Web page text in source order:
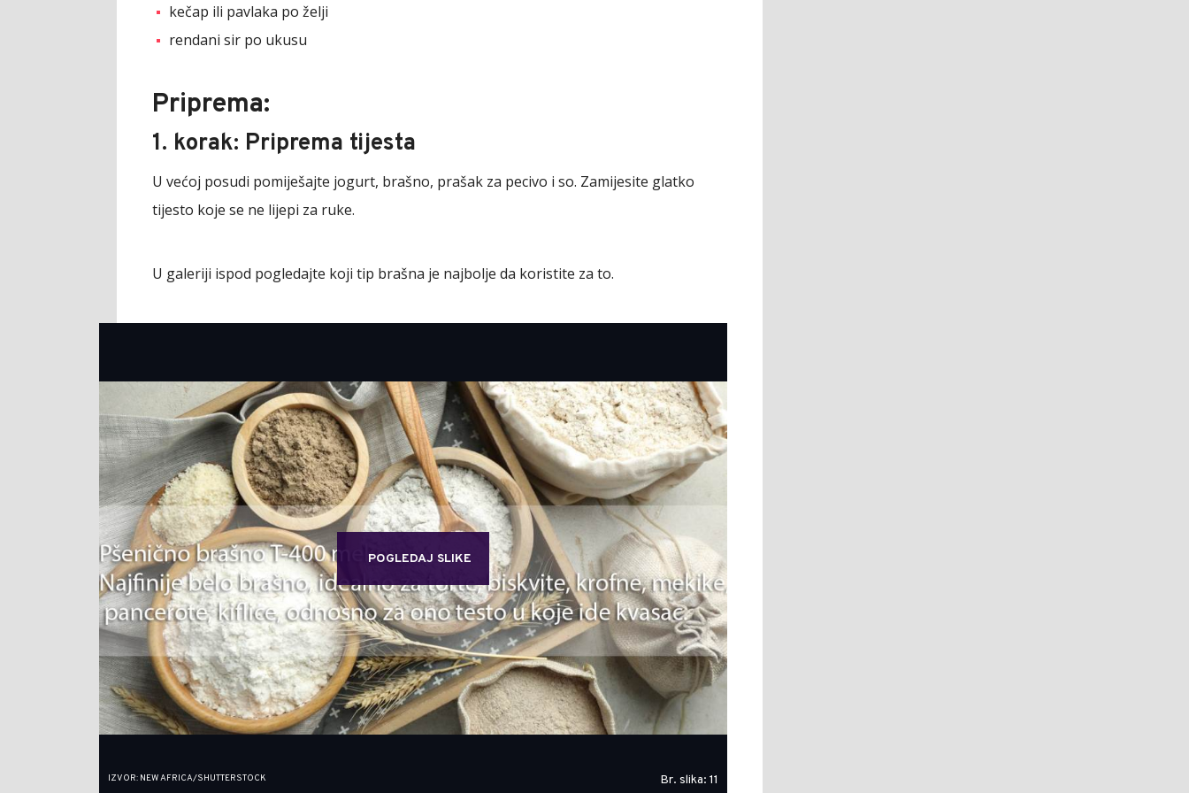
kečap ili pavlaka po želji
rendani sir po ukusu
Priprema:
1. korak: Priprema tijesta
U većoj posudi pomiješajte jogurt, brašno, prašak za pecivo i so. Zamijesite glatko
tijesto koje se ne lijepi za ruke.
U galeriji ispod pogledajte koji tip brašna je najbolje da koristite za to.
POGLEDAJ SLIKE
IZVOR: NEW AFRICA/SHUTTERSTOCK Br. slika: 11